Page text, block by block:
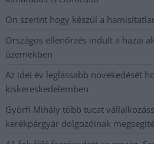
Ön szerint hogy készül a
Országos ellenőrzés indult a hazai
üzemekben
Az idei év leglassabb növekedését
kiskereskedelemben
Györfi Mihály több tucat
kerékpárgyár dolgozóinak